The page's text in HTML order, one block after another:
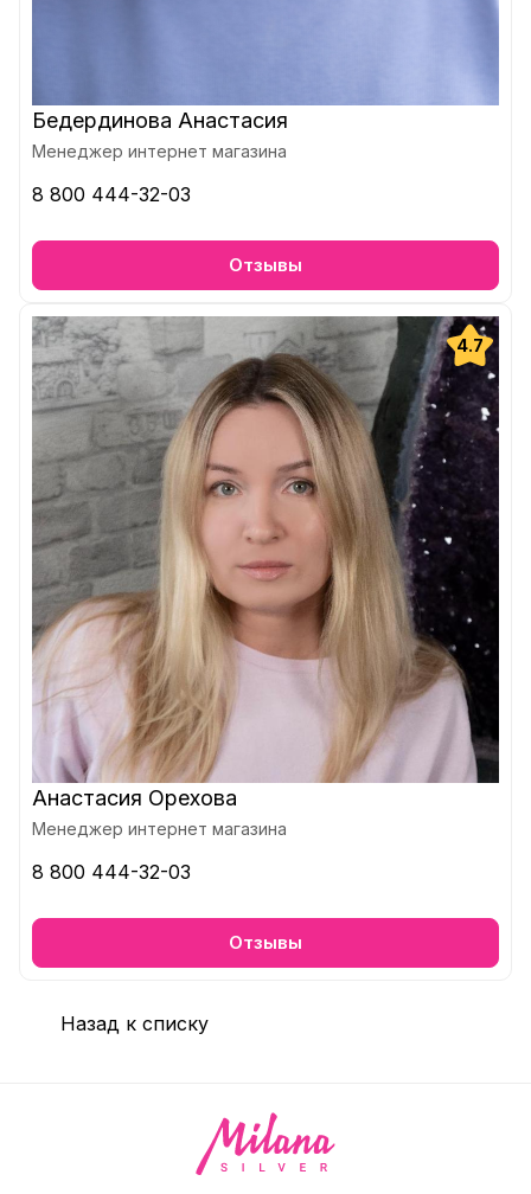
Бедердинова Анастасия
Менеджер интернет магазина
8 800 444-32-03
Отзывы
4.7
Анастасия Орехова
Менеджер интернет магазина
8 800 444-32-03
Отзывы
Назад к списку